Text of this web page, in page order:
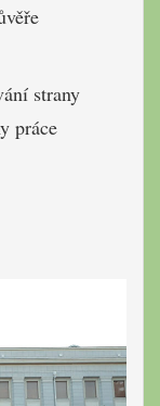
strany
práce